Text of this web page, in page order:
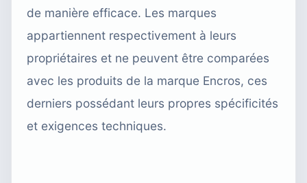
de manière efficace. Les marques
appartiennent respectivement à leurs
propriétaires et ne peuvent être comparées
avec les produits de la marque Encros, ces
derniers possédant leurs propres spécificités
et exigences techniques.